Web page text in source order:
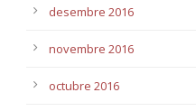
desembre 2016
novembre 2016
octubre 2016